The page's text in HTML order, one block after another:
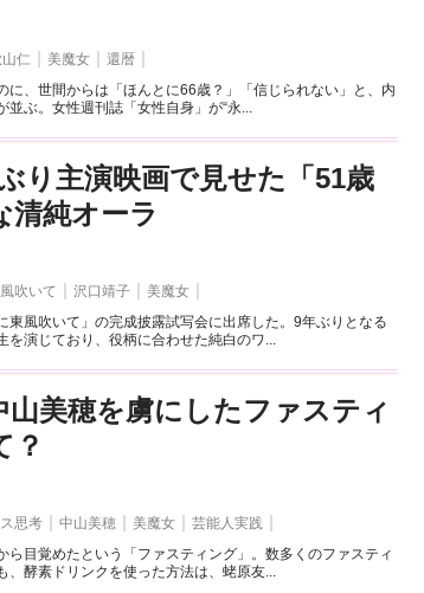
仁 美魔女
還暦
に、世間からは「ほんとに66歳？」「信じられない」と、内
並ぶ。女性週刊誌「女性自身」が“永...
り主演映画で見せた「51歳
清純オーラ
吹いて 沢口靖子
美魔女
東風吹いて」の完成披露試写会に出席した。9年ぶりとなる
を演じており、役柄に合わせた純白のワ...
山美穂を虜にしたファスティ
？
思考 中山美穂 美魔女
芸能人実践
ら目覚めたという「ファスティング」。数多くのファスティ
、酵素ドリンクを使った方法は、蛯原友...